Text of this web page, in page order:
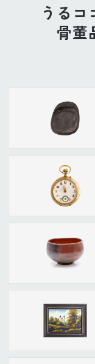
うる
骨董